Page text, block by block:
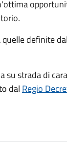
definite dal
su strada di
dal Regio